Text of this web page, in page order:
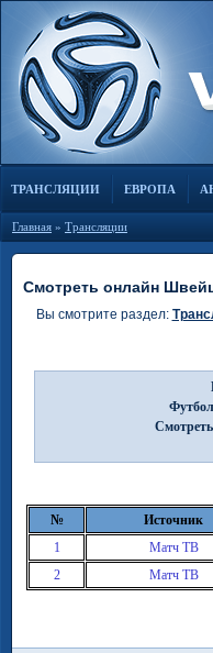
ТРАНСЛЯЦИИ ЕВРОПА
Главная » Трансляции
Смотреть онлайн
Вы смотрите раздел:
№ Источник
1
Матч ТВ
2
Матч ТВ